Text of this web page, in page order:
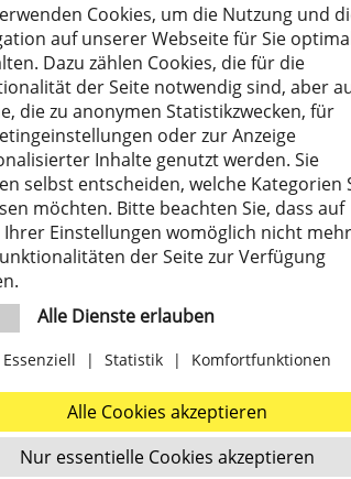
Cookies, um die Nutzung und
auf unserer Webseite für Sie
Dazu zählen Cookies, die für die
der Seite notwendig sind, aber
die zu anonymen Statistikzwecken, für
oder zur Anzeige
Inhalte genutzt werden. Sie
selbst entscheiden, welche Kategorien
möchten. Bitte beachten Sie, dass auf
Ihrer Einstellungen womöglich nicht mehr
der Seite zur Verfügung
Alle Dienste erlauben
Essenziell | Statistik | Komfortfunktionen
Alle Cookies akzeptieren
Nur essentielle Cookies akzeptieren